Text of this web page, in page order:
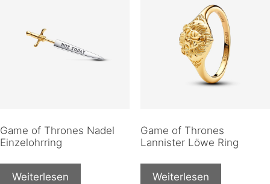
Game of Thrones Nadel
Einzelohrring
Weiterlesen
Game of Thrones
Lannister Löwe Ring
Weiterlesen